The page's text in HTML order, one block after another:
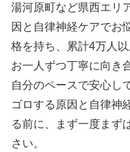
湯河原町など県西エリ
因と自律神経ケアでお
格を持ち、累計4万人
お一人ずつ丁寧に向き
自分のペースで安心し
ゴロする原因と自律神
る前に、まず一度まず
さい。